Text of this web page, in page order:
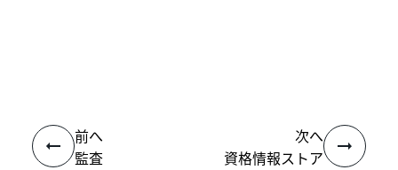
前へ
監査
次へ
資格情報ストア